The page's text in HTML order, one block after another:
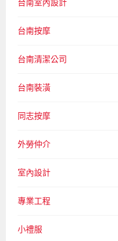
台南室內設計
台南按摩
台南清潔公司
台南裝潢
同志按摩
外勞仲介
室內設計
專業工程
小禮服